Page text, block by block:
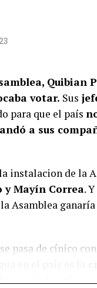
Quibian
votar. Sus
para que el país
a sus
instalacion de la
Mayín Correa.
Asamblea
se pasa de cínico
de botellas